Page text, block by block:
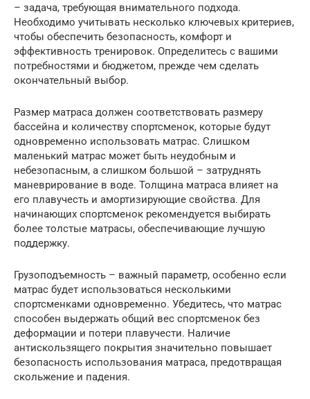
– задача, требующая внимательного подхода.
Необходимо учитывать несколько ключевых критериев,
чтобы обеспечить безопасность, комфорт и
эффективность тренировок. Определитесь с вашими
потребностями и бюджетом, прежде чем сделать
окончательный выбор.
Размер матраса должен соответствовать размеру
бассейна и количеству спортсменок, которые будут
одновременно использовать матрас. Слишком
маленький матрас может быть неудобным и
небезопасным, а слишком большой – затруднять
маневрирование в воде. Толщина матраса влияет на
его плавучесть и амортизирующие свойства. Для
начинающих спортсменок рекомендуется выбирать
более толстые матрасы, обеспечивающие лучшую
поддержку.
Грузоподъемность – важный параметр, особенно если
матрас будет использоваться несколькими
спортсменками одновременно. Убедитесь, что матрас
способен выдержать общий вес спортсменок без
деформации и потери плавучести. Наличие
антискользящего покрытия значительно повышает
безопасность использования матраса, предотвращая
скольжение и падения.